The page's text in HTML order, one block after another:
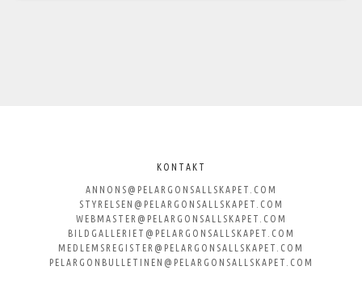
Svenska
Pelargonsällskapet
KONTAKT
ANNONS@PELARGONSALLSKAPET.COM
STYRELSEN@PELARGONSALLSKAPET.COM
WEBMASTER@PELARGONSALLSKAPET.COM
BILDGALLERIET@PELARGONSALLSKAPET.COM
MEDLEMSREGISTER@PELARGONSALLSKAPET.COM
PELARGONBULLETINEN@PELARGONSALLSKAPET.COM